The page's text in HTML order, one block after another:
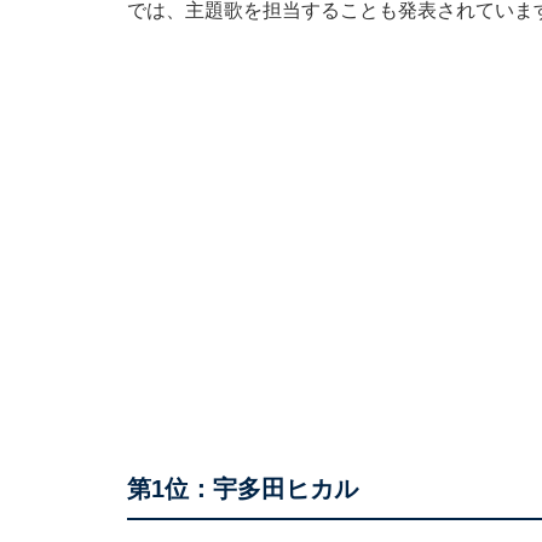
では、主題歌を担当することも発表されていま
第1位：宇多田ヒカル